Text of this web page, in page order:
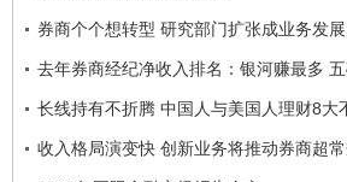
券商个个想转型 研究部门扩张成业务发
去年券商经纪净收入排名：银河赚最多
长线持有不折腾 中国人与美国人理财8大
收入格局演变快 创新业务将推动券商超